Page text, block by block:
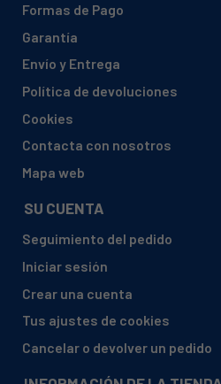
Formas de Pago
Garantía
Envío y Entrega
Política de devoluciones
Cookies
Contacta con nosotros
Mapa web
SU CUENTA
Seguimiento del pedido
Iniciar sesión
Crear una cuenta
Tus ajustes de cookies
Cancelar o devolver un pedido